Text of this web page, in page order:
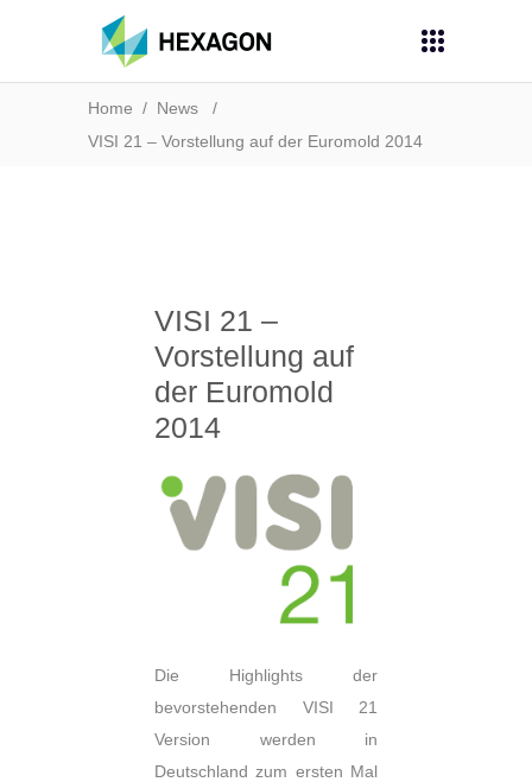
Home / News
/
VISI 21 – Vorstellung auf der Euromold 2014
VISI 21 –
Vorstellung auf
der Euromold
2014
Die Highlights der
bevorstehenden VISI 21
Version werden in
Deutschland zum ersten Mal